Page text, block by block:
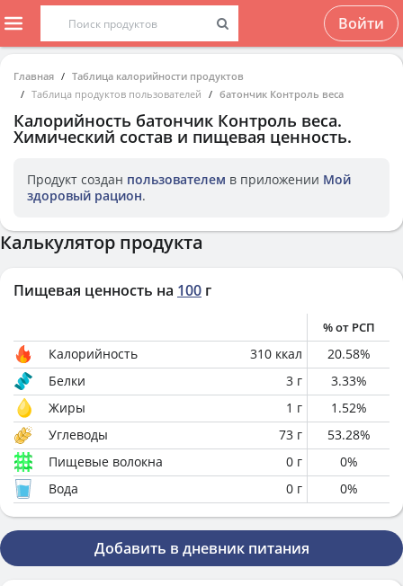
Войти
Главная
Таблица калорийности продуктов
Таблица продуктов пользователей
батончик Контроль веса
Калорийность батончик Контроль веса.
Химический состав и пищевая ценность.
Продукт создан пользователем в приложении Мой
здоровый рацион.
Калькулятор продукта
Пищевая ценность на 100 г
% от РСП
Калорийность 310 ккал 20.58%
Белки
3 г 3.33%
Жиры
1 г 1.52%
Углеводы
73 г 53.28%
Пищевые волокна
0 г 0%
Вода
0 г 0%
Добавить в дневник питания